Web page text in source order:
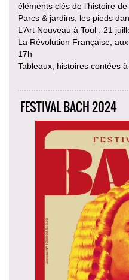
éléments clés de l’histoire de
Parcs & jardins, les pieds
L’Art Nouveau à Toul : 21
La Révolution Française,
17h
Tableaux, histoires contées
FESTIVAL BACH 2024